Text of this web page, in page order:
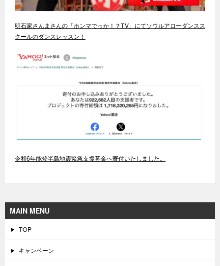
明石家さんまさんの「ホンマでっか！？TV」にてソウルアローダンスス
クールのダンスレッスン！
令和6年能登半島地震緊急支援募金へ寄付いたしました。
MAIN MENU
TOP
キャンペーン